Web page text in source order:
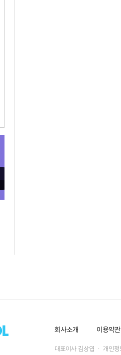
회사소개 이용약관
대표이사 김상엽 ㆍ 개인